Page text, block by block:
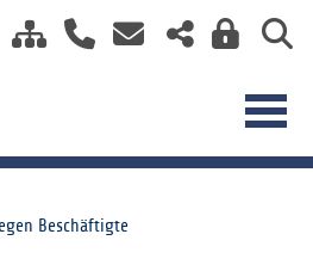
Beschäftigte